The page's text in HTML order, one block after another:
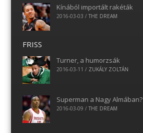
Kínából importált rakéták
2016-03-03 / THE DREAM
FRISS
Turner, a humorzsák
2016-03-11 / ZUKÁLY ZOLTÁN
Superman a Nagy Almában?
2016-03-09 / THE DREAM